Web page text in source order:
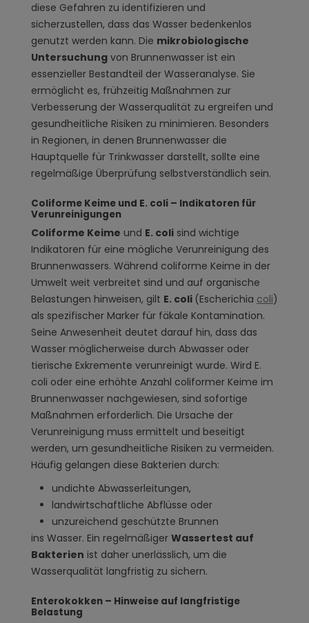
diese Gefahren zu identifizieren und
sicherzustellen, dass das Wasser bedenkenlos
genutzt werden kann. Die mikrobiologische
Untersuchung von Brunnenwasser ist ein
essenzieller Bestandteil der Wasseranalyse. Sie
ermöglicht es, frühzeitig Maßnahmen zur
Verbesserung der Wasserqualität zu ergreifen und
gesundheitliche Risiken zu minimieren. Besonders
in Regionen, in denen Brunnenwasser die
Hauptquelle für Trinkwasser darstellt, sollte eine
regelmäßige Überprüfung selbstverständlich sein.
Coliforme Keime und E. coli – Indikatoren für
Verunreinigungen
Coliforme Keime und E. coli sind wichtige
Indikatoren für eine mögliche Verunreinigung des
Brunnenwassers. Während coliforme Keime in der
Umwelt weit verbreitet sind und auf organische
Belastungen hinweisen, gilt E. coli (Escherichia coli)
als spezifischer Marker für fäkale Kontamination.
Seine Anwesenheit deutet darauf hin, dass das
Wasser möglicherweise durch Abwasser oder
tierische Exkremente verunreinigt wurde. Wird E.
coli oder eine erhöhte Anzahl coliformer Keime im
Brunnenwasser nachgewiesen, sind sofortige
Maßnahmen erforderlich. Die Ursache der
Verunreinigung muss ermittelt und beseitigt
werden, um gesundheitliche Risiken zu vermeiden.
Häufig gelangen diese Bakterien durch:
undichte Abwasserleitungen,
landwirtschaftliche Abflüsse oder
unzureichend geschützte Brunnen
ins Wasser. Ein regelmäßiger Wassertest auf
Bakterien ist daher unerlässlich, um die
Wasserqualität langfristig zu sichern.
Enterokokken – Hinweise auf langfristige
Belastung